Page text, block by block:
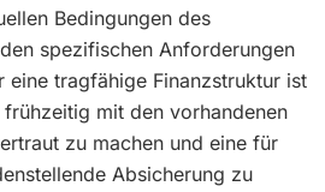
Bedingungen des
spezifischen Anforderungen
eine tragfähige Finanzstruktur ist
mit den vorhandenen
zu machen und eine für
Absicherung zu